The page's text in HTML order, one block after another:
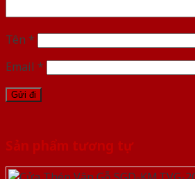
Tên *
Email *
Sản phẩm tương tự